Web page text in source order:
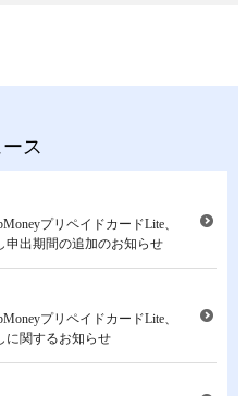
ス
プリペイドカードLite、
申出期間の追加のお知らせ
プリペイドカードLite、
に関するお知らせ